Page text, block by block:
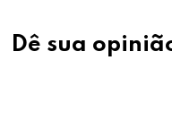
Dê sua